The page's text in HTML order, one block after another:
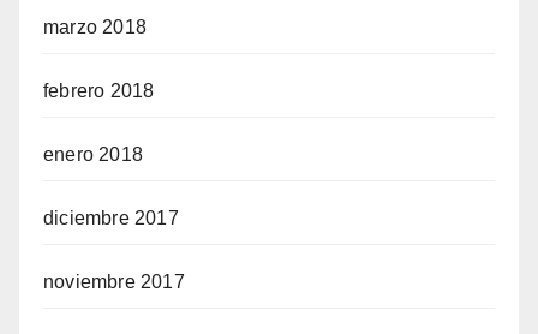
marzo 2018
febrero 2018
enero 2018
diciembre 2017
noviembre 2017